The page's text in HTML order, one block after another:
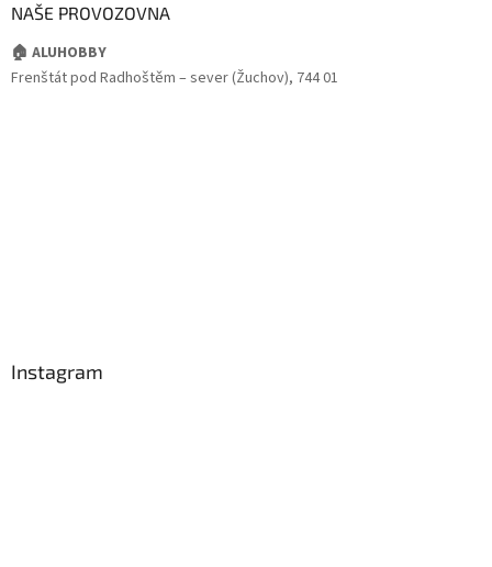
NAŠE PROVOZOVNA
🏠 ALUHOBBY
Frenštát pod Radhoštěm – sever (Žuchov), 744 01
Instagram